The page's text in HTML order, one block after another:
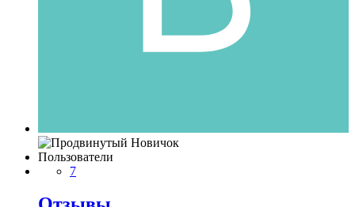
Пользователи
7